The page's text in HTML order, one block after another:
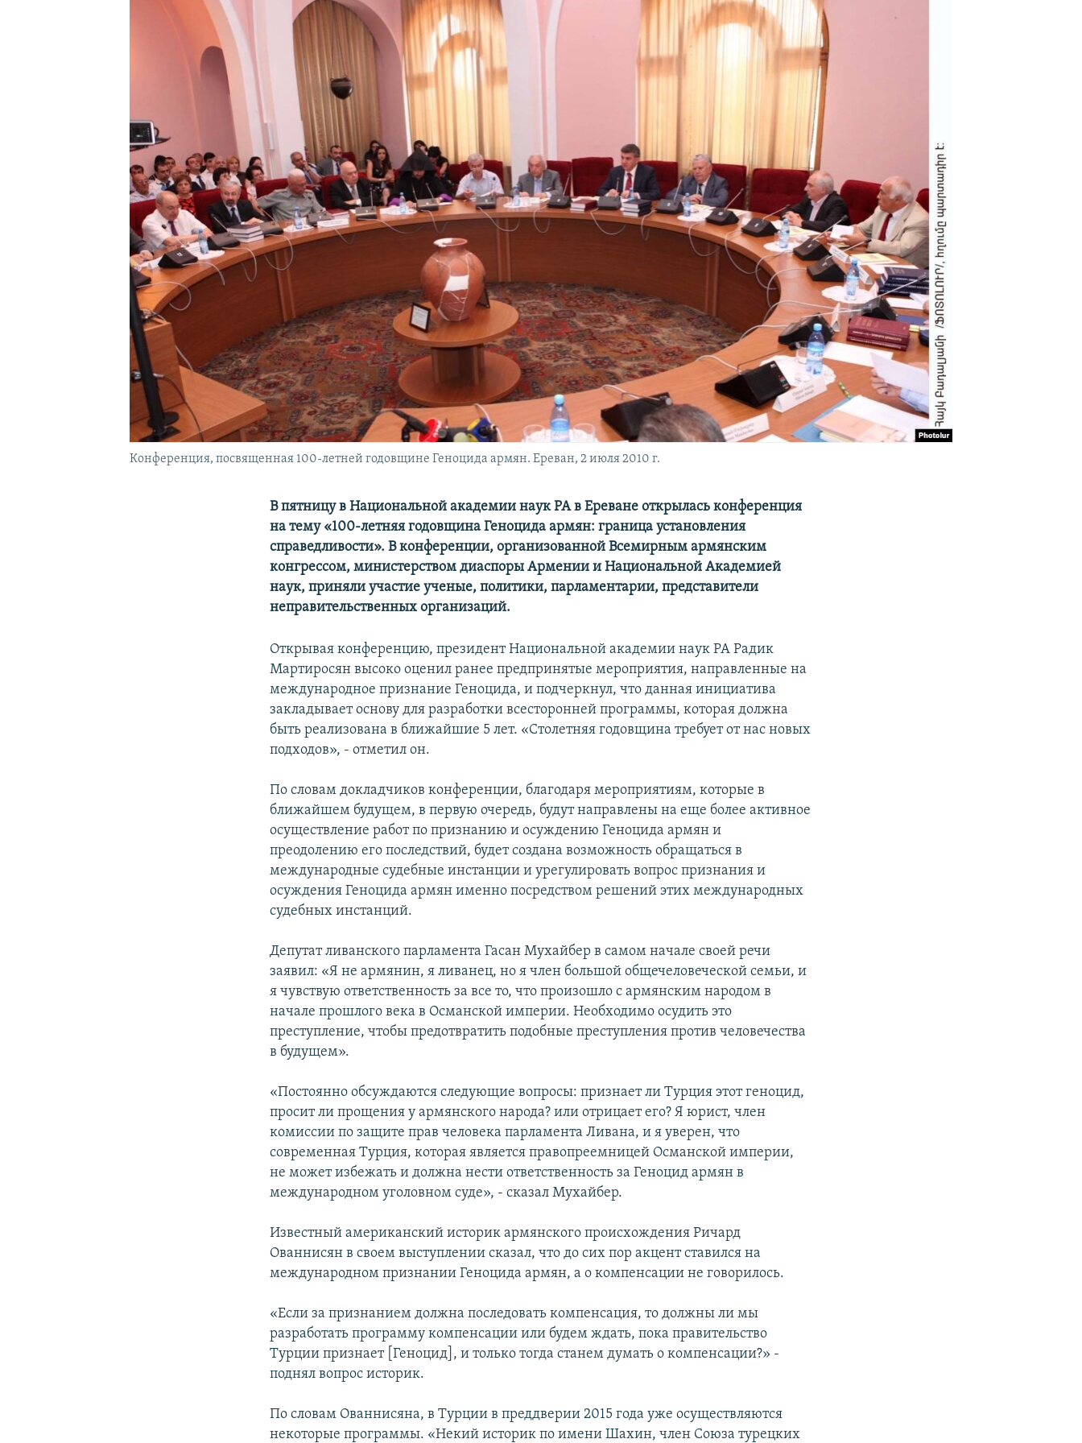
Конференция, посвященная 100-летней годовщине Геноцида армян. Ереван, 2 июля 2010 г.
В пятницу в Национальной академии наук РА в Ереване открылась конференция
на тему «100-летняя годовщина Геноцида армян: граница установления
справедливости». В конференции, организованной Всемирным армянским
конгрессом, министерством диаспоры Армении и Национальной Академией
наук, приняли участие ученые, политики, парламентарии, представители
неправительственных организаций.
Открывая конференцию, президент Национальной академии наук РА Радик
Мартиросян высоко оценил ранее предпринятые мероприятия, направленные на
международное признание Геноцида, и подчеркнул, что данная инициатива
закладывает основу для разработки всесторонней программы, которая должна
быть реализована в ближайшие 5 лет. «Столетняя годовщина требует от нас новых
подходов», - отметил он.
По словам докладчиков конференции, благодаря мероприятиям, которые в
ближайшем будущем, в первую очередь, будут направлены на еще более активное
осуществление работ по признанию и осуждению Геноцида армян и
преодолению его последствий, будет создана возможность обращаться в
международные судебные инстанции и урегулировать вопрос признания и
осуждения Геноцида армян именно посредством решений этих международных
судебных инстанций.
Депутат ливанского парламента Гасан Мухайбер в самом начале своей речи
заявил: «Я не армянин, я ливанец, но я член большой общечеловеческой семьи, и
я чувствую ответственность за все то, что произошло с армянским народом в
начале прошлого века в Османской империи. Необходимо осудить это
преступление, чтобы предотвратить подобные преступления против человечества
в будущем».
«Постоянно обсуждаются следующие вопросы: признает ли Турция этот геноцид,
просит ли прощения у армянского народа? или отрицает его? Я юрист, член
комиссии по защите прав человека парламента Ливана, и я уверен, что
современная Турция, которая является правопреемницей Османской империи,
не может избежать и должна нести ответственность за Геноцид армян в
международном уголовном суде», - сказал Мухайбер.
Известный американский историк армянского происхождения Ричард
Ованнисян в своем выступлении сказал, что до сих пор акцент ставился на
международном признании Геноцида армян, а о компенсации не говорилось.
«Если за признанием должна последовать компенсация, то должны ли мы
разработать программу компенсации или будем ждать, пока правительство
Турции признает [Геноцид], и только тогда станем думать о компенсации?» -
поднял вопрос историк.
По словам Ованнисяна, в Турции в преддверии 2015 года уже осуществляются
некоторые программы. «Некий историк по имени Шахин, член Союза турецких